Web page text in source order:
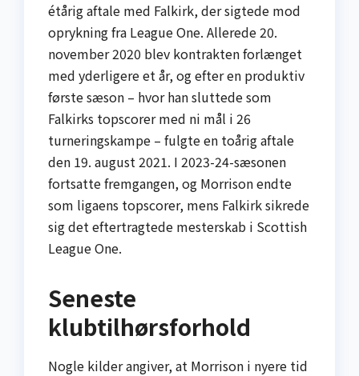
étårig aftale med Falkirk, der sigtede mod
oprykning fra League One. Allerede 20.
november 2020 blev kontrakten forlænget
med yderligere et år, og efter en produktiv
første sæson – hvor han sluttede som
Falkirks topscorer med ni mål i 26
turneringskampe – fulgte en toårig aftale
den 19. august 2021. I 2023-24-sæsonen
fortsatte fremgangen, og Morrison endte
som ligaens topscorer, mens Falkirk sikrede
sig det eftertragtede mesterskab i Scottish
League One.
Seneste
klubtilhørsforhold
Nogle kilder angiver, at Morrison i nyere tid